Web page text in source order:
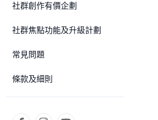
社群創作有價企劃
社群焦點功能及升級計劃
常見問題
條款及細則